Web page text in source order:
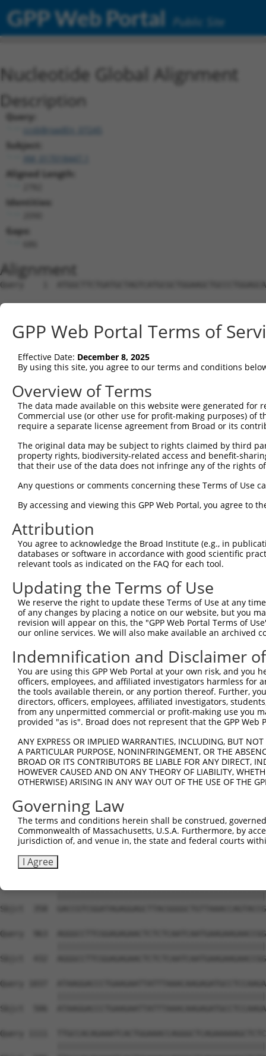
GPP Web Portal Public Site
Nucleotide Global Alignment
Description
Query:
ccsbBroadEn_07245
Subject:
XM_017018447.1
Aligned Length:
Identities:
Gaps:
Alignment
Query    1  ATGGCTTCTGATGCTAGTCATGCGCTGGAAGCTGCCCTGGAGCAAATGGACGGGATCATTGCAGGCACTAAAAC  74
                                                                                      
Sbjct    1  --------------------------------------------------------------------------  0

Query   75  AGGTGCAGATCTTAGTGATGGTACTTGTGAGCCTGGACTGGCTTCCCCGGCCTCCTACATGAACCCCTTCCCGG  148
                                                                                      
Sbjct    1  --------------------------------------------------------------------------  0

Query  149  TGCTCCATCTCATCGAGGACTTGAGGCTGGCCTTGGAGATGCTGGAGCTTCCTCAGGAGAGAGCAGCCCTCCTG  222
                                                                                      
Sbjct    1  --------------------------------------------------------------------------  0

Query  223  AGCCAGATCCCTGGCCCAACAGCTGCCTACATAAAGGAATGGTTTGAAGAGAGCTTGTCCCAGGTAAACCACCA  296
                                                                                      
Sbjct    1  --------------------------------------------------------------------------  0

Query  297  CAGTGCTGCTAGTAATGAAACCTACCAGGAACGCTTGGCACGTCTAGAAGGGGATAAGGAGTCCCTCATATTGC  370
                                                                                      
Sbjct    1  --------------------------------------------------------------------------  0

Query  371  AGGTGAGTGTCATCACAGACCAAGTAGAAGCCCAGGGAGAAAAGATTCGAGACCTGGAAGTGTGTCTGGAAGGA  444
                                                                                      
Sbjct    1  --------------------------------------------------------------------------  0

Query  445  CACCAGGTGAAACTCAATGCTGCTGAAGAGATGCTTCAACAGGAGCTGCTAAGCCGCACATCTCTTGAGACCCA  518
                                                                                      
Sbjct    1  --------------------------------------------------------------------------  0

Query  519  GAAGCTCGATCTGATGACTGAAGTGTCTGAGCTGAAGCTCAAGCTGGTTGGCATGGAGAAGGAGCAGAGAGAGC  592
                         |||||||||||||||||||||||||||||||||||||||||||||||||||||||||||||
Sbjct    1  -------------ATGACTGAAGTGTCTGAGCTGAAGCTCAAGCTGGTTGGCATGGAGAAGGAGCAGAGAGAGC  61

Query  593  AGGAGGAGAAGCAGAGAAAAGCAGAGGAGTTACTGCAAGAGCTCAGGCACCTCAAAATCAAAGTGGAAGAGTTG  666
            ||||||||||||||||||||||||||||||||||||||||||||||||||||||||||||||||||||||||||
Sbjct   62  AGGAGGAGAAGCAGAGAAAAGCAGAGGAGTTACTGCAAGAGCTCAGGCACCTCAAAATCAAAGTGGAAGAGTTG  135

Query  667  GAAAATGAAAGGAATCAGTATGAATGGAAGCTAAAGGCCACTAAGGCTGAAGTCGCCCAGCTGCAAGAACAGGT  740
            ||||||||||||||||||||||||||||||||||||||||||||||||||||||||||||||||||||||||||
Sbjct  136  GAAAATGAAAGGAATCAGTATGAATGGAAGCTAAAGGCCACTAAGGCTGAAGTCGCCCAGCTGCAAGAACAGGT  209

Query  741  GGCCCTGAAAGATGCAGAAATTGAGCGTCTGCACAGCCAGCTCTCCCGGACAGCAGCTCTCCACAGTGAGAGTC  814
            ||||||||||||||||||||||||||||||||||||||||||||||||||||||||||||||||||||||||||
Sbjct  210  GGCCCTGAAAGATGCAGAAATTGAGCGTCTGCACAGCCAGCTCTCCCGGACAGCAGCTCTCCACAGTGAGAGTC  283

Query  815  ACACAGAGAGAGACCAAGAAATTCAACGTCTGAAAATGGGGATGGAAACTTTGCTGCTTGCCAATGAAGATAAG  888
            ||||||||||||||||||||||||||||||||||||||||||||||||||||||||||||||||||||||||||
Sbjct  284  ACACAGAGAGAGACCAAGAAATTCAACGTCTGAAAATGGGGATGGAAACTTTGCTGCTTGCCAATGAAGATAAG  357

Query  889  GACCGTCGGATAGAGGAGCTTACGGGGCTGTTAAACCAGTACCGGAAGGTAAAGGAGATTGTGATGGTCACTCA  962
            ||||||||||||||||||||||||||||||||||||||||||||||||||||||||||||||||||||||||||
Sbjct  358  GACCGTCGGATAGAGGAGCTTACGGGGCTGTTAAACCAGTACCGGAAGGTAAAGGAGATTGTGATGGTCACTCA  431

Query  963  AGGGCCTTCGGAGAGAACTCTCTCAATCAATGAAGAAGAACCGGAGGGAGGTTTCAGCAAGTGGAACGCTACAA  1036
            ||||||||||||||||||||||||||||||||||||||||||||||||||||||||||||||||||||||||||
Sbjct  432  AGGGCCTTCGGAGAGAACTCTCTCAATCAATGAAGAAGAACCGGAGGGAGGTTTCAGCAAGTGGAACGCTACAA  505

Query 1037  ATAAGGACCCTGAAGAATTATTTAAACAAGAGATGCCTCCAAGATGTAGCTCTCCTACAGTGGGGCCACCTCCA  1110
            ||||||||||||||||||||||||||||||||||||||||||||||||||||||||||||||||||||||||||
Sbjct  506  ATAAGGACCCTGAAGAATTATTTAAACAAGAGATGCCTCCAAGATGTAGCTCTCCTACAGTGGGGCCACCTCCA  579

Query 1111  TTGCCACAGAAATCACTGGAAACCAGGGCTCAGAAAAAGCTCTCTTGTAGTCTAGAAGACTTGAGAAGTGAATC  1184
            ||||||||||||||||||||||||||||||||||||||||||||||||||||||||||||||||||||||||||
Sbjct  580  TTGCCACAGAAATCACTGGAAACCAGGGCTCAGAAAAAGCTCTCTTGTAGTCTAGAAGACTTGAGAAGTGAATC  653

Query 1185  TGTGGATAAGTGTATGGATGGGAACCAGCCCTTCCCGGTGTTAGAACCCAAGGACAGCCCTTTCTTGGCGGAGC  1258
            ||||||||||||||||||||||||||||||||||||||||||||||||||||||||||||||||||||||||||
Sbjct  654  TGTGGATAAGTGTATGGATGGGAACCAGCCCTTCCCGGTGTTAGAACCCAAGGACAGCCCTTTCTTGGCGGAGC  727

Query 1259  ACAAATATCCCACTTTACCTGGGAAGCTTTCAGGAGCCACGCCCAATGGAGAGGCTGCCAAATCTCCTCCCACC  1332
            ||||||||||||||||||||||||||||||||||||||||||||||||||||||||||||||||||||||||||
Sbjct  728  ACAAATATCCCACTTTACCTGGGAAGCTTTCAGGAGCCACGCCCAATGGAGAGGCTGCCAAATCTCCTCCCACC  801

Query 1333  ATCTGCCAGCCTGACGCCACGGGGAGCAGCCTGCTGAGGCTGA-------------------------------  1375
            |||||||||||||||||||||||||||||||||||||||||||                               
Sbjct  802  ATCTGCCAGCCTGACGCCACGGGGAGCAGCCTGCTGAGGCTGAATCGTGGCCGGAGTGTCAGTGCCCCCGTATT  875

Query 1376  --GAGACACAGAAAGTGGCTGGGATGACACTGCTGTGGTCAATGACCTCTCATCCACATCATCGGGCACTGAAT  1447
              ||||||||||||||||||||||.|||||||||||||||||||||||||||||||||||||||||||||||||
Sbjct  876  AGGAGACACAGAAAGTGGCTGGGACGACACTGCTGTGGTCAATGACCTCTCATCCACATCATCGGGCACTGAAT  949

Query 1448  CAGGTCCTCAGTCTCCTCTGACACCAGATGGTAAACGGAATCCCAAAGGCATTAAGAAGTTCTGGGGAAAAATC  1521
            ||||||||||||||||||||||||||||||||||||||||||||||||||||||||||||||||||||||||||
Sbjct  950  CAGGTCCTCAGTCTCCTCTGACACCAGATGGTAAACGGAATCCCAAAGGCATTAAGAAGTTCTGGGGAAAAATC  1023

Query 1522  CGAAGAACTCAGTCAGGAAATTTCTACACTGACACGCTGGGGATGGCAGAGTTTCGACGAGGTGGGCTCCGGGC  1595
            ||||||||||||||||||||||||||||||||||||||||||||||||||||||||||||||||||||||||||
Sbjct 1024  CGAAGAACTCAGTCAGGAAATTTCTACACTGACACGCTGGGGATGGCAGAGTTTCGACGAGGTGGGCTCCGGGC  1097

Query 1596  AACCGCAGGGCCAAGACTCTCTAGGACCAGGGACTCCAAGGGACAGAAAAGTGACGCCAATGCCCCCTTTGCCC  1669
            ||||||||||||||||||||||||||||||||||||||||||||||||||||||||||||||||||||||||||
Sbjct 1098
GPP Web Portal Terms of
Effective Date: December 8, 2025
By using this site, you agree to our terms and conditions
Overview of Terms
The data made available on this website were generated
Commercial use (or other use for profit-making purposes) of
require a separate license agreement from Broad or its
The original data may be subject to rights claimed by third
property rights, biodiversity-related access and benefit-
that their use of the data does not infringe any of the rights
Any questions or comments concerning these Terms of Use
By accessing and viewing this GPP Web Portal, you agree to
Attribution
You agree to acknowledge the Broad Institute (e.g., in
databases or software in accordance with good scientific
relevant tools as indicated on the FAQ for each tool.
Updating the Terms of Use
We reserve the right to update these Terms of Use at any
of any changes by placing a notice on our website, but you
revision will appear on this, the "GPP Web Portal Terms of
our online services. We will also make available an archived
Indemnification and Disclaimer
You are using this GPP Web Portal at your own risk, and
officers, employees, and affiliated investigators harmless for
the tools available therein, or any portion thereof. Further,
directors, officers, employees, affiliated investigators,
from any unpermitted commercial or profit-making use you
provided "as is". Broad does not represent that the GPP
ANY EXPRESS OR IMPLIED WARRANTIES, INCLUDING, BUT
A PARTICULAR PURPOSE, NONINFRINGEMENT, OR THE
BROAD OR ITS CONTRIBUTORS BE LIABLE FOR ANY DIRECT,
HOWEVER CAUSED AND ON ANY THEORY OF LIABILITY,
OTHERWISE) ARISING IN ANY WAY OUT OF THE USE OF THE
Governing Law
The terms and conditions herein shall be construed,
Commonwealth of Massachusetts, U.S.A. Furthermore, by
jurisdiction of, and venue in, the state and federal courts
I Agree